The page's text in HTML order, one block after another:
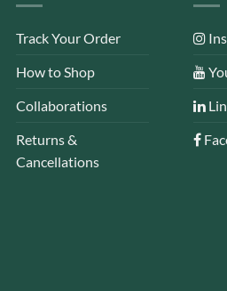
Track Your Order
How to Shop
Collaborations
Returns &
Cancellations